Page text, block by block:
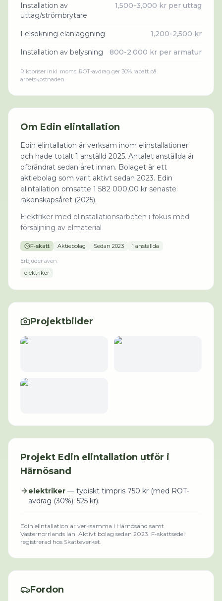
Installation av
uttag/strömbrytare
1,500-3,000 kr per uttag
Felsökning elanläggning 1,200-2,500 kr
Installation av belysning 800-2,000 kr per armatur
Riktpriser inkl. moms. ROT-avdrag ger 30% rabatt på
arbetskostnaden.
Om Edin elintallation
Edin elintallation är verksam inom elinstallationer
och hade totalt 1 anställd 2025. Antalet anställda är
oförändrat sedan året innan. Bolaget är ett
aktiebolag som varit aktivt sedan 2023. Edin
elintallation omsatte 1 582 000,00 kr senaste
räkenskapsåret (2025).
Elektriker med elinstallationsarbeten i fokus med
försäljning av elmaterial
F-skatt Aktiebolag Sedan 2023 1 anställda
Erbjuder även:
elektriker
Projektbilder
Projekt Edin elintallation utför i
Härnösand
elektriker — typiskt timpris 750 kr (med ROT-
avdrag (30%): 525 kr).
Edin elintallation är verksamma i Härnösand samt
Västernorrlands län. Aktivt bolag sedan 2023. F-skattsedel
registrerad hos Skatteverket.
Fordon